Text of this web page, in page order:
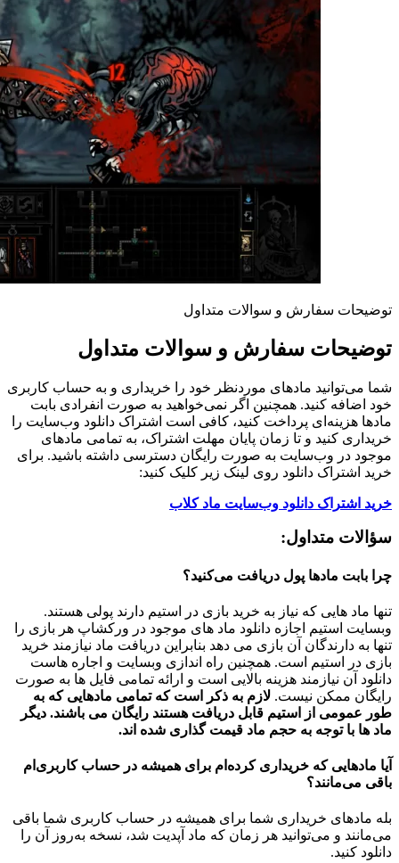
توضیحات سفارش و سوالات متداول
توضیحات سفارش و سوالات متداول
شما می‌توانید مادهای موردنظر خود را خریداری و به حساب کاربری
خود اضافه کنید. همچنین اگر نمی‌خواهید به صورت انفرادی بابت
مادها هزینه‌ای پرداخت کنید، کافی است اشتراک دانلود وب‌سایت را
خریداری کنید و تا زمان پایان مهلت اشتراک، به تمامی مادهای
موجود در وب‌سایت به صورت رایگان دسترسی داشته باشید. برای
خرید اشتراک دانلود روی لینک زیر کلیک کنید:
خرید اشتراک دانلود وب‌سایت ماد کلاب
سؤالات متداول:
چرا بابت مادها پول دریافت می‌کنید؟
تنها ماد هایی که نیاز به خرید بازی در استیم دارند پولی هستند.
وبسایت استیم اجازه دانلود ماد های موجود در ورکشاپ هر بازی را
تنها به دارندگان آن بازی می دهد بنابراین دریافت ماد نیازمند خرید
بازی در استیم است. همچنین راه اندازی وبسایت و اجاره هاست
دانلود آن نیازمند هزینه بالایی است و ارائه تمامی فایل ها به صورت
رایگان ممکن نیست. لازم به ذکر است که تمامی مادهایی که به
طور عمومی از استیم قابل دریافت هستند رایگان می باشند. دیگر
ماد ها با توجه به حجم ماد قیمت گذاری شده اند.
آیا مادهایی که خریداری کرده‌ام برای همیشه در حساب‌ کاربری‌ام
باقی می‌مانند؟
بله مادهای خریداری شما برای همیشه در حساب کاربری شما باقی
می‌مانند و می‌توانید هر زمان که ماد آپدیت شد، نسخه به‌روز آن را
دانلود کنید.